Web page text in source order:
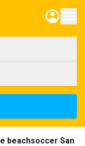
beachsoccer San